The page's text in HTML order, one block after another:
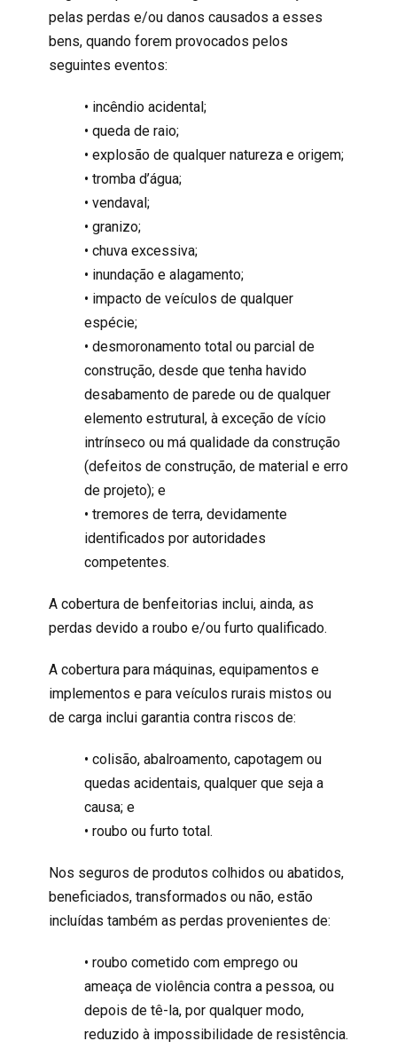
pelas perdas e/ou danos causados a esses
bens, quando forem provocados pelos
seguintes eventos:
• incêndio acidental;
• queda de raio;
• explosão de qualquer natureza e origem;
• tromba d’água;
• vendaval;
• granizo;
• chuva excessiva;
• inundação e alagamento;
• impacto de veículos de qualquer
espécie;
• desmoronamento total ou parcial de
construção, desde que tenha havido
desabamento de parede ou de qualquer
elemento estrutural, à exceção de vício
intrínseco ou má qualidade da construção
(defeitos de construção, de material e erro
de projeto); e
• tremores de terra, devidamente
identificados por autoridades
competentes.
A cobertura de benfeitorias inclui, ainda, as
perdas devido a roubo e/ou furto qualificado.
A cobertura para máquinas, equipamentos e
implementos e para veículos rurais mistos ou
de carga inclui garantia contra riscos de:
• colisão, abalroamento, capotagem ou
quedas acidentais, qualquer que seja a
causa; e
• roubo ou furto total.
Nos seguros de produtos colhidos ou abatidos,
beneficiados, transformados ou não, estão
incluídas também as perdas provenientes de:
• roubo cometido com emprego ou
ameaça de violência contra a pessoa, ou
depois de tê-la, por qualquer modo,
reduzido à impossibilidade de resistência.